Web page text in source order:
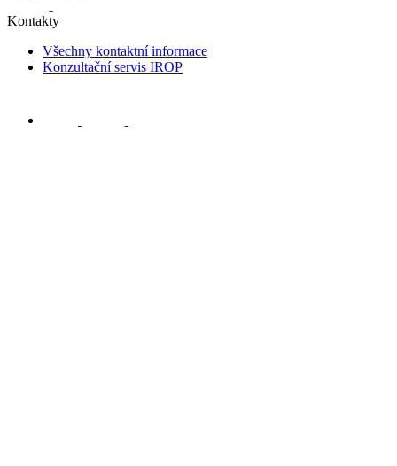
Kontakty
Všechny kontaktní informace
Konzultační servis IROP